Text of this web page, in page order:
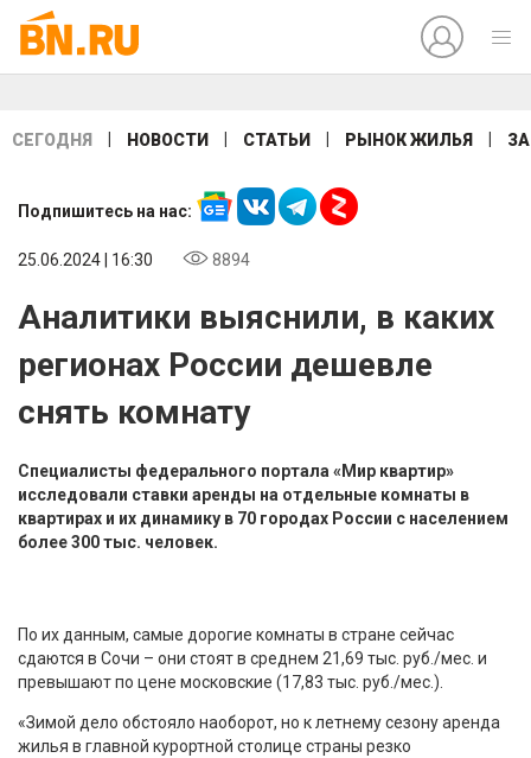
СЕГОДНЯ НОВОСТИ СТАТЬИ РЫНОК ЖИЛЬЯ
Подпишитесь на нас:
25.06.2024 | 16:30 8894
Аналитики выяснили, в каких
регионах России дешевле
снять комнату
Специалисты федерального портала «Мир квартир»
исследовали ставки аренды на отдельные комнаты в
квартирах и их динамику в 70 городах России с населением
более 300 тыс. человек.
По их данным, самые дорогие комнаты в стране сейчас
сдаются в Сочи – они стоят в среднем 21,69 тыс. руб./мес. и
превышают по цене московские (17,83 тыс. руб./мес.).
«Зимой дело обстояло наоборот, но к летнему сезону аренда
жилья в главной курортной столице страны резко